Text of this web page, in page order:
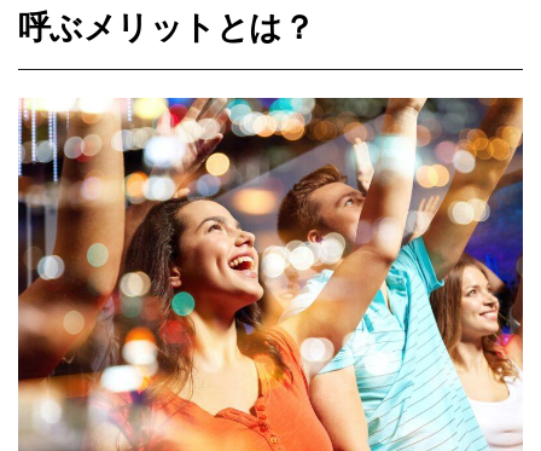
呼ぶメリットとは？